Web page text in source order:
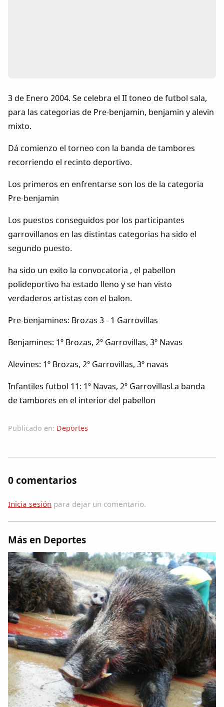
Foros
Idiosincrasia
Traductor
Dichos
Apodos
La palra
Modo oscuro
3 de Enero 2004. Se celebra el II toneo de futbol sala,
para las categorias de Pre-benjamin, benjamin y alevin
mixto.
Dá comienzo el torneo con la banda de tambores
recorriendo el recinto deportivo.
Los primeros en enfrentarse son los de la categoria
Pre-benjamin
Los puestos conseguidos por los participantes
garrovillanos en las distintas categorias ha sido el
segundo puesto.
ha sido un exito la convocatoria , el pabellon
polideportivo ha estado lleno y se han visto
verdaderos artistas con el balon.
Pre-benjamines: Brozas 3 - 1 Garrovillas
Benjamines: 1º Brozas, 2º Garrovillas, 3º Navas
Alevines: 1º Brozas, 2º Garrovillas, 3º navas
Infantiles futbol 11: 1º Navas, 2º GarrovillasLa banda
de tambores en el interior del pabellon
Publicado en: Deportes
0 comentarios
Inicia sesión para dejar un comentario.
Más en Deportes